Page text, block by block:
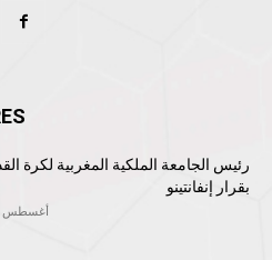
رئيس الجامعة الملكية المغربية لكرة
بقرار إنفانتينو
أغسطس 1, 2026 18:30